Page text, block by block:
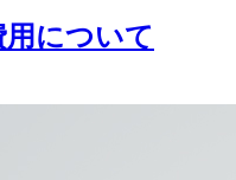
について